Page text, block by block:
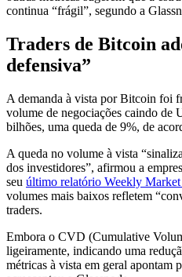
continua “frágil”, segundo a
Traders de Bitcoin
defensiva”
A demanda à vista por Bitcoin foi
volume de negociações caindo de
bilhões, uma queda de 9%, de
A queda no volume à vista
dos investidores”, afirmou a
seu último relatório Weekly Market
volumes mais baixos refletem
traders.
Embora o CVD (Cumulative
ligeiramente, indicando uma
métricas à vista em geral apontam